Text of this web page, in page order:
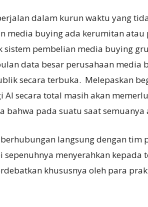
dalam kurun waktu yang
media buying ada kerumitan
sistem pembelian media buying
data besar perusahaan media
secara terbuka. Melepaskan
AI secara total masih akan
bahwa pada suatu saat semuanya
langsung dengan tim
sepenuhnya menyerahkan kepada
khususnya oleh para